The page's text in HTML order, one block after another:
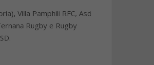
Villa Pamphili RFC, Asd
Rugby e Rugby